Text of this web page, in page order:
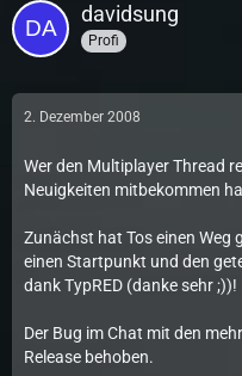
davidsung
Profi
2. Dezember 2008
Wer den Multiplayer Thread
Neuigkeiten mitbekommen
Zunächst hat Tos einen Weg
einen Startpunkt und den
dank TypRED (danke sehr ;))!
Der Bug im Chat mit den
Release behoben.